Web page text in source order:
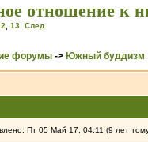
отношение к
13 След.
форумы -> Южный буддизм
Пт 05 Май 17, 04:11 (9 лет